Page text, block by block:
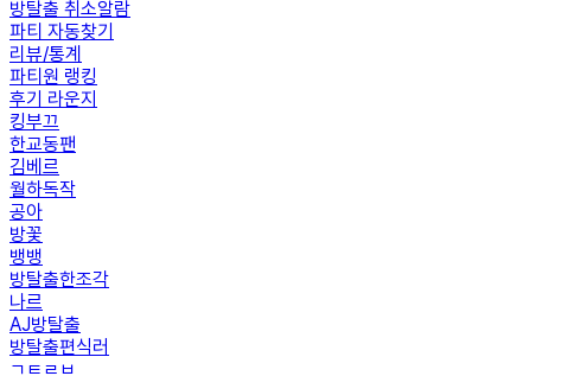
방탈출 취소알람
파티 자동찾기
리뷰/통계
파티원 랭킹
후기 라운지
킹부끄
한교동팬
김베르
월하독작
공아
방꽃
뱅뱅
방탈출한조각
나르
AJ방탈출
방탈출편식러
ㄱㅌㄹㅂ